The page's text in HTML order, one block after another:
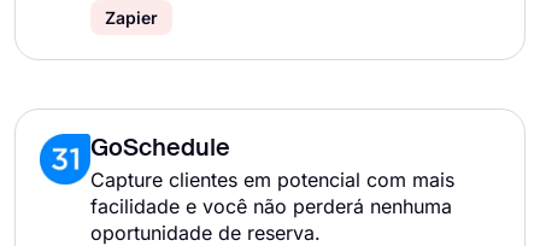
Zapier
GoSchedule
Capture clientes em potencial com mais
facilidade e você não perderá nenhuma
oportunidade de reserva.